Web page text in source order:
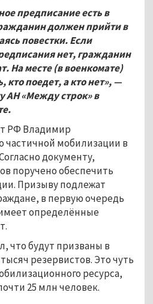
предписание есть в
должен прийти в
повестки. Если
нет, гражданин
На месте (в военкомате)
поедет, а кто нет», —
АН «Между строк» в
РФ Владимир
частичной мобилизации в
документу,
поручено обеспечить
Призыву подлежат
в первую очередь
определённые
что будут призваны в
резервистов. Это чуть
ресурса,
25 млн человек.